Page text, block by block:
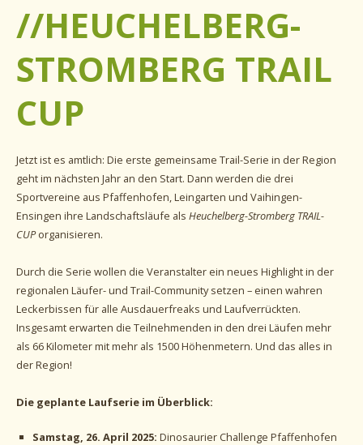
//HEUCHELBERG-
STROMBERG TRAIL
CUP
Jetzt ist es amtlich: Die erste gemeinsame Trail-Serie in der Region
geht im nächsten Jahr an den Start. Dann werden die drei
Sportvereine aus Pfaffenhofen, Leingarten und Vaihingen-
Ensingen ihre Landschaftsläufe als Heuchelberg-Stromberg TRAIL-
CUPorganisieren.
Durch die Serie wollen die Veranstalter ein neues Highlight in der
regionalen Läufer- und Trail-Community setzen – einen wahren
Leckerbissen für alle Ausdauerfreaks und Laufverrückten.
Insgesamt erwarten die Teilnehmenden in den drei Läufen mehr
als 66 Kilometer mit mehr als 1500 Höhenmetern. Und das alles in
der Region!
Die geplante Laufserie im Überblick:
Samstag, 26. April 2025: Dinosaurier Challenge Pfaffenhofen